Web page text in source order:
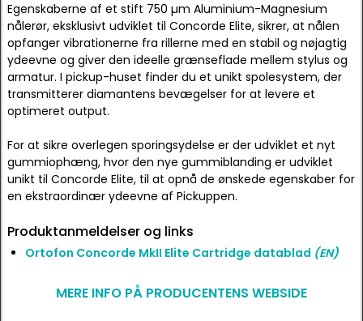
Egenskaberne af et stift 750 µm Aluminium-Magnesium
nålerør, eksklusivt udviklet til Concorde Elite, sikrer, at nålen
opfanger vibrationerne fra rillerne med en stabil og nøjagtig
ydeevne og giver den ideelle grænseflade mellem stylus og
armatur. I pickup-huset finder du et unikt spolesystem, der
transmitterer diamantens bevægelser for at levere et
optimeret output.
For at sikre overlegen sporingsydelse er der udviklet et nyt
gummiophæng, hvor den nye gummiblanding er udviklet
unikt til Concorde Elite, til at opnå de ønskede egenskaber for
en ekstraordinær ydeevne af Pickuppen.
Produktanmeldelser og links
Ortofon Concorde MkII Elite Cartridge datablad (EN)
MERE INFO PÅ PRODUCENTENS WEBSIDE